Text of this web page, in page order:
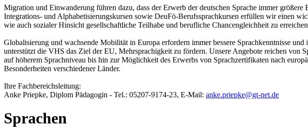
Migration und Einwanderung führen dazu, dass der Erwerb der deutschen Sprache immer
Integrations- und Alphabetisierungskursen sowie DeuFö-Berufssprachkursen erfüllen wir einen
wie auch sozialer Hinsicht gesellschaftliche Teilhabe und berufliche Chancengleichheit zu
Globalisierung und wachsende Mobilität in Europa erfordern immer bessere Sprachkenntnisse
unterstützt die VHS das Ziel der EU, Mehrsprachigkeit zu fördern. Unsere Angebote reichen von
auf höherem Sprachniveau bis hin zur Möglichkeit des Erwerbs von Sprachzertifikaten nach
Besonderheiten verschiedener Länder.
Ihre Fachbereichsleitung:
Anke Priepke, Diplom Pädagogin - Tel.: 05207-9174-23, E-Mail: anke.priepke@gt-net.de
Sprachen